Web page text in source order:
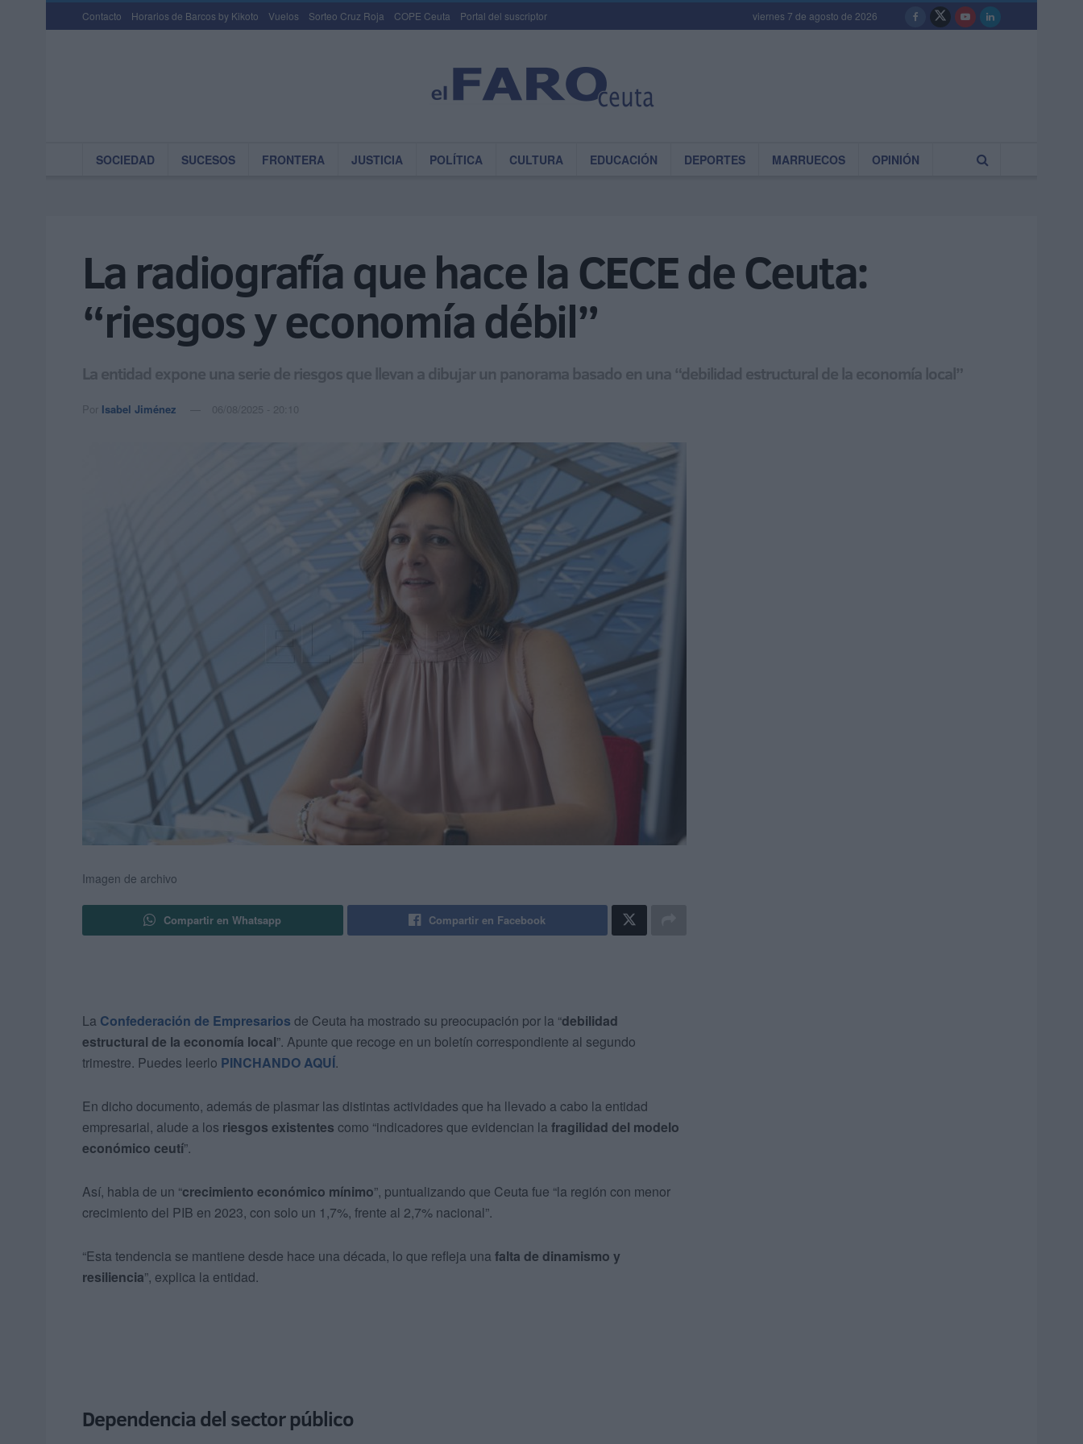
Contacto Horarios de Barcos by Kikoto Vuelos Sorteo Cruz Roja COPE Ceuta Portal del suscriptor viernes 7 de agosto de 2026
SOCIEDAD SUCESOS FRONTERA JUSTICIA POLÍTICA CULTURA EDUCACIÓN DEPORTES MARRUECOS OPINIÓN
La radiografía que hace la CECE de Ceuta:
“riesgos y economía débil”
La entidad expone una serie de riesgos que llevan a dibujar un panorama basado en una “debilidad estructural de la economía local”
Por Isabel Jiménez 06/08/2025 - 20:10
Imagen de archivo
Compartir en Whatsapp Compartir en Facebook
La Confederación de Empresarios de Ceuta ha mostrado su preocupación por la “debilidad
estructural de la economía local”. Apunte que recoge en un boletín correspondiente al segundo
trimestre. Puedes leerlo PINCHANDO AQUÍ.
En dicho documento, además de plasmar las distintas actividades que ha llevado a cabo la entidad
empresarial, alude a los riesgos existentes como “indicadores que evidencian la fragilidad del modelo
económico ceutí”.
Así, habla de un “crecimiento económico mínimo”, puntualizando que Ceuta fue “la región con menor
crecimiento del PIB en 2023, con solo un 1,7%, frente al 2,7% nacional”.
“Esta tendencia se mantiene desde hace una década, lo que refleja una falta de dinamismo y
resiliencia”, explica la entidad.
Dependencia del sector público